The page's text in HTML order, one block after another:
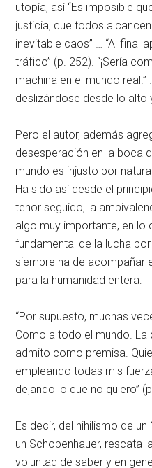
utopía, así “Es imposible
justicia, que todos
inevitable caos” … “Al final
tráfico” (p. 252). “¡Sería
machina en el mundo real!”
deslizándose desde lo alto
Pero el autor, además
desesperación en la boca
mundo es injusto por
Ha sido así desde el
tenor seguido, la
algo muy importante, en lo
fundamental de la lucha
siempre ha de acompañar
para la humanidad entera:
“Por supuesto, muchas
Como a todo el mundo. La
admito como premisa.
empleando todas mis
dejando lo que no quiero”
Es decir, del nihilismo de
un Schopenhauer, rescata
voluntad de saber y en